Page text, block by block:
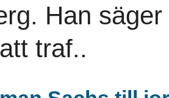
Han
traf..